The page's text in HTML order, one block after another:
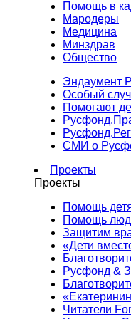
Помощь в
Мародеры
Медицина
Минздрав
Общество
Эндаумент
Особый
Помогают
СМИ о
Проекты
Проекты
Помощь
Помощь
Защитим
«Дети
Русфонд &
Читатели